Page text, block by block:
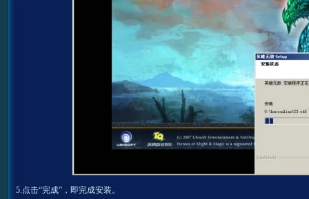
5.点击“完成”，即完成安装。